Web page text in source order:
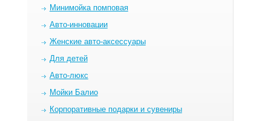
Минимойка помповая
Авто-инновации
Женские авто-аксессуары
Для детей
Авто-люкс
Мойки Балио
Корпоративные подарки и сувениры